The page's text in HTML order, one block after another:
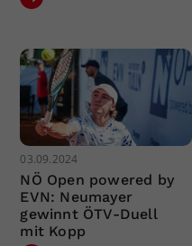
03.09.2024
NÖ Open powered by
EVN: Neumayer
gewinnt ÖTV-Duell
mit Kopp